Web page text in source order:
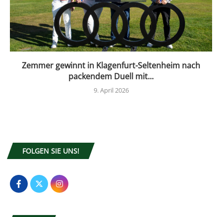
Zemmer gewinnt in Klagenfurt-Seltenheim nach
packendem Duell mit...
9. April 2026
FOLGEN SIE UNS!